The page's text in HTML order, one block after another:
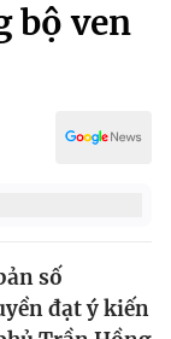
bộ ven
số
đạt ý kiến